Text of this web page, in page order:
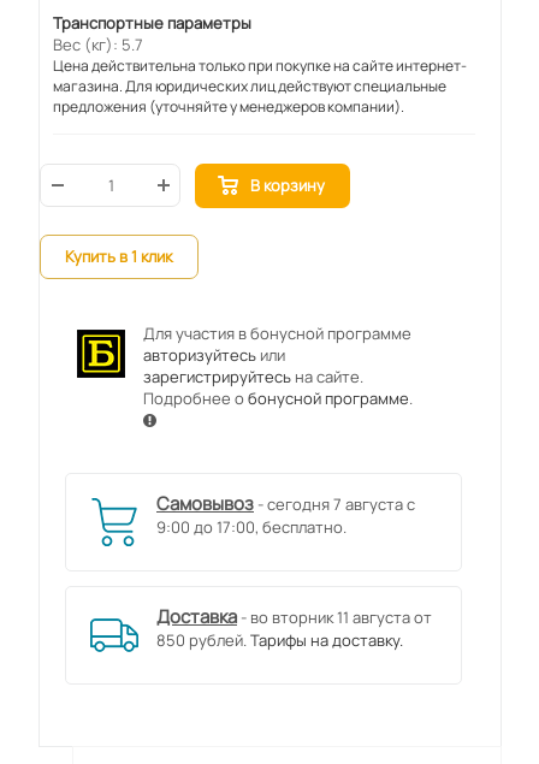
Транспортные параметры
Вес (кг): 5.7
Цена действительна только при покупке на сайте интернет-
магазина. Для юридических лиц действуют специальные
предложения (уточняйте у менеджеров компании).
В корзину
Купить в 1 клик
Для участия в бонусной программе
авторизуйтесьили
зарегистрируйтесьна сайте.
Подробнее обонусной программе.
Самовывоз - сегодня 7 августа с
9:00 до 17:00, бесплатно.
Доставка - во вторник 11 августа от
850 рублей.Тарифы на доставку.